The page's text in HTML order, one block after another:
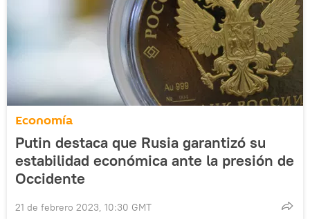
Economía
Putin destaca que Rusia garantizó su
estabilidad económica ante la presión de
Occidente
21 de febrero 2023, 10:30 GMT